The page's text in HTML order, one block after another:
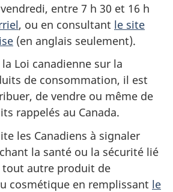
entre 7 h 30 et 16 h
, ou en consultant le site
(en anglais seulement).
Loi canadienne sur la
de consommation, il est
de vendre ou même de
rappelés au Canada.
les Canadiens à signaler
la santé ou la sécurité lié
tout autre produit de
cosmétique en remplissant le